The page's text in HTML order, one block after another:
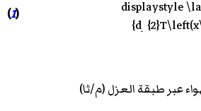
(
1
)
عبر طبقة العزل (م/ثا)